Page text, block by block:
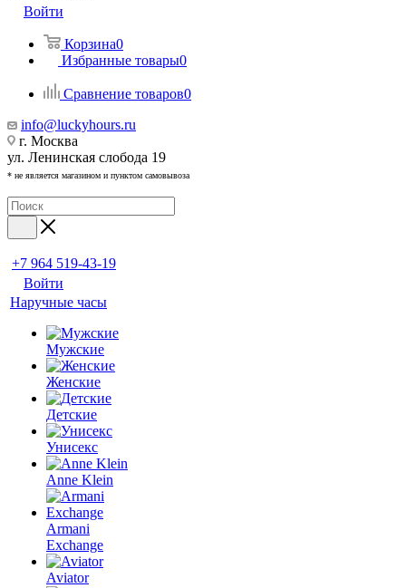
Войти
Корзина0
Избранные товары0
Сравнение товаров0
info@luckyhours.ru
г. Москва
ул. Ленинская слобода 19
* не является магазином и пунктом самовывоза
+7 964 519-43-19
Войти
Наручные часы
Мужские
Женские
Детские
Унисекс
Anne Klein
Armani
Exchange
Aviator